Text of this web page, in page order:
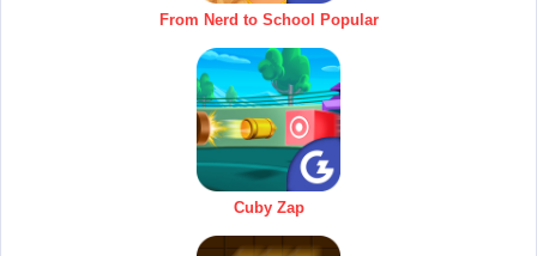
From Nerd to School Popular
Cuby Zap